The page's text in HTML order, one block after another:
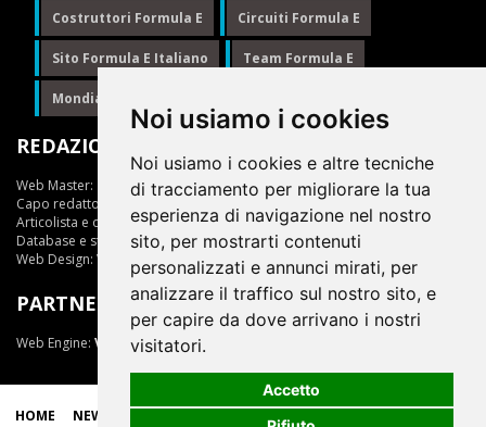
Noi usiamo i cookies
Noi usiamo i cookies e altre tecniche
di tracciamento per migliorare la tua
esperienza di navigazione nel nostro
sito, per mostrarti contenuti
personalizzati e annunci mirati, per
analizzare il traffico sul nostro sito, e
per capire da dove arrivano i nostri
visitatori.
Accetto
Costruttori Formula E Circuiti Formula E
Sito Formula E Italiano Team Formula E
Mondiale Formula E
REDAZIONE
Web Master:
Ing.Daniele Muscarella
Capo redattore:
Articolista e opinionista:Giuseppe Cianci
Database e statistiche:Marcella Toschi
Web Design: Vittorio Arena
PARTNER
Web Engine: ViDa 3.0
HOME NEWS CLASSIFICHE